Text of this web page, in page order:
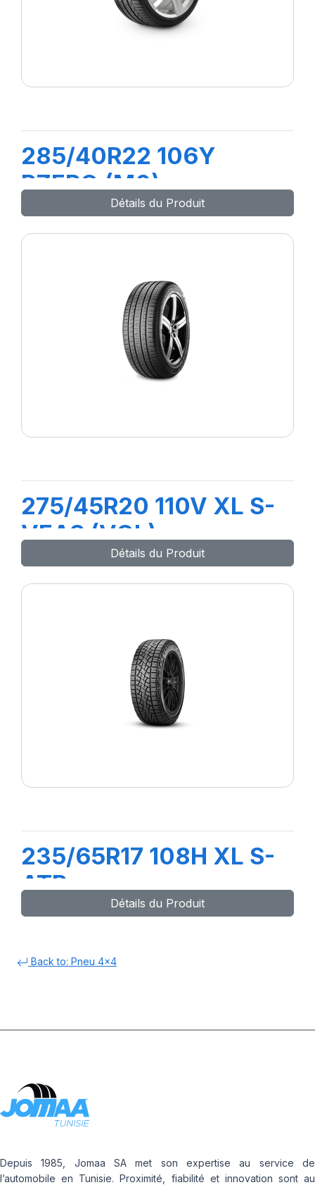
285/40R22 106Y
PZERO (M0)
Détails du Produit
275/45R20 110V XL S-
VEAS (VOL)
Détails du Produit
235/65R17 108H XL S-
ATR
Détails du Produit
Back to: Pneu 4x4
Depuis 1985, Jomaa SA met son expertise au service de
l’automobile en Tunisie. Proximité, fiabilité et innovation sont au